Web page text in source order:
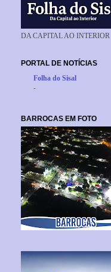
DA CAPITAL AO INTERIOR
PORTAL DE NOTÍCIAS
Folha do Sisal
-
BARROCAS EM FOTO